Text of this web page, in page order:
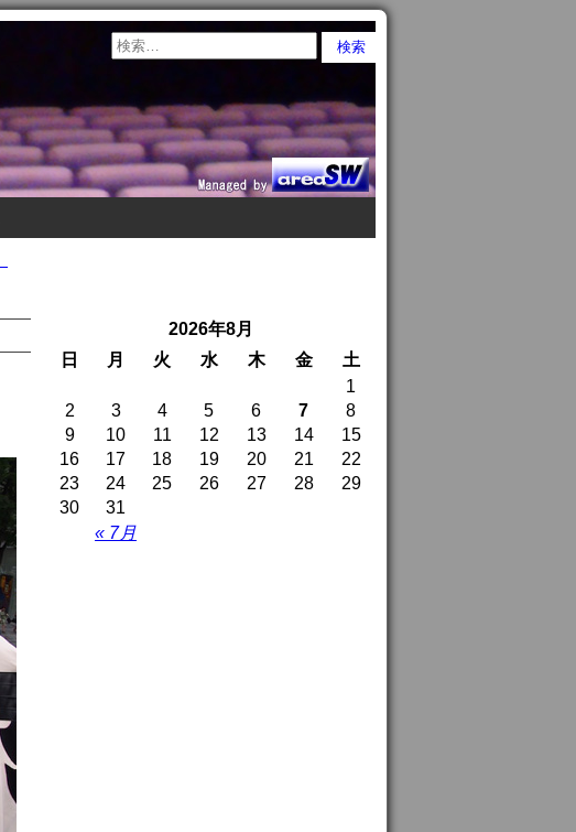
2026年8月
日
月 火 水 木 金 土
« 7月
1
2
3 4 5 6 7
8
9
10 11 12 13 14
15
16
17 18 19 20 21
22
23
24 25 26 27 28
29
30
31